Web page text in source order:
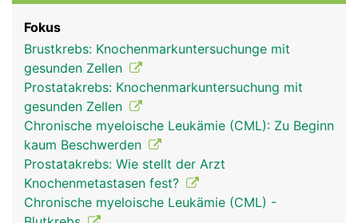
Rubriken
Blutzellen gebildet, die wichtige Aufgaben erfüllen.
Diese umfassen die roten Blutkörperchen
(Erythrozyten) zum Sauerstofftransport im Blut,
die weissen Blutkörperchen (Leukozyten) zur
Abwehr von Infektionen und die Blutplättchen
(Thrombozyten) zur Blutstillung. Im Knochenmark
wird ausserdem ein Teil des Blutes als "Reserve"
gespeichert. Bei einer Verletzung mit schnellem
Blutverlust können diese Blutreserven
herangezogen werden. Knochenmark ist nicht zu
Fokus
Brustkrebs: Knochenmarkuntersuchunge mit
gesunden Zellen
Prostatakrebs: Knochenmarkuntersuchung mit
gesunden Zellen
Chronische myeloische Leukämie (CML): Zu Beginn
kaum Beschwerden
Prostatakrebs: Wie stellt der Arzt
Knochenmetastasen fest?
Chronische myeloische Leukämie (CML) -